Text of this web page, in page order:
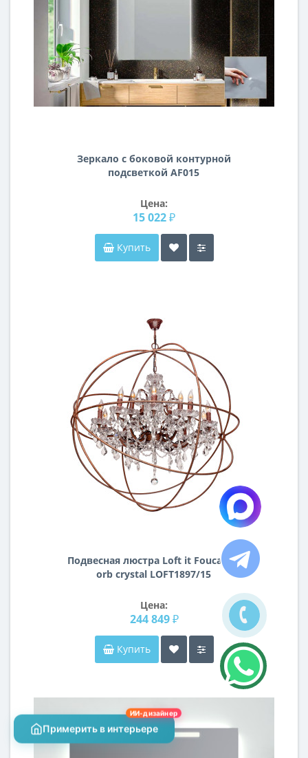
Зеркало с боковой контурной
подсветкой AF015
Цена:
15 022 ₽
Купить
Подвесная люстра Loft it Foucaults
orb crystal LOFT1897/15
Цена:
244 849 ₽
Купить
Примерить в интерьере
ИИ-дизайнер